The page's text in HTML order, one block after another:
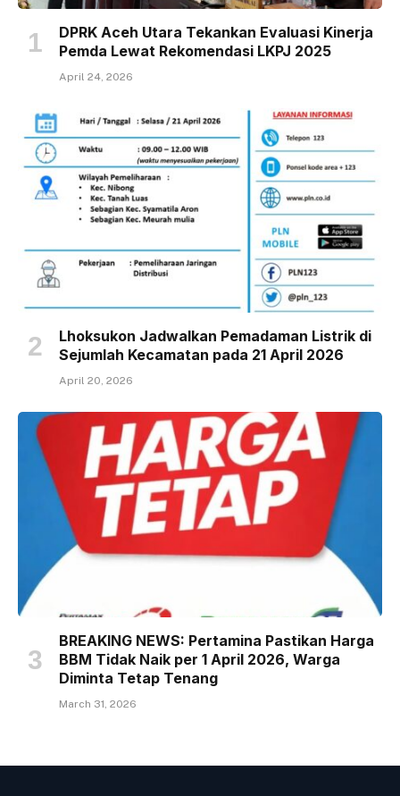
DPRK Aceh Utara Tekankan Evaluasi Kinerja
Pemda Lewat Rekomendasi LKPJ 2025
April 24, 2026
Lhoksukon Jadwalkan Pemadaman Listrik di
Sejumlah Kecamatan pada 21 April 2026
April 20, 2026
BREAKING NEWS: Pertamina Pastikan Harga
BBM Tidak Naik per 1 April 2026, Warga
Diminta Tetap Tenang
March 31, 2026